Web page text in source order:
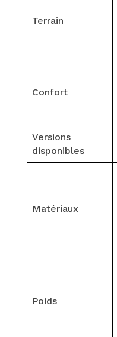
Terrain
Confort
Versions
disponibles
Matériaux
Poids